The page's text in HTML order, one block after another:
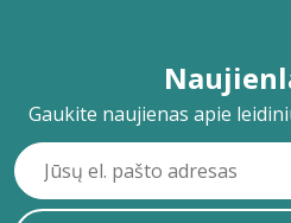
Gaukite naujienas apie